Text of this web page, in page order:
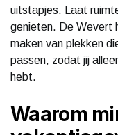
uitstapjes. Laat
genieten. De Wevert
maken van plekken
passen, zodat jij
hebt.
Waarom